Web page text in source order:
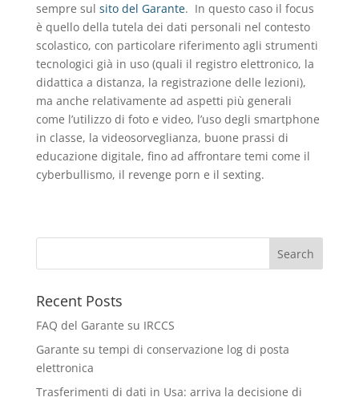
sempre sul sito del Garante. In questo caso il focus
è quello della tutela dei dati personali nel contesto
scolastico, con particolare riferimento agli strumenti
tecnologici già in uso (quali il registro elettronico, la
didattica a distanza, la registrazione delle lezioni),
ma anche relativamente ad aspetti più generali
come l’utilizzo di foto e video, l’uso degli smartphone
in classe, la videosorveglianza, buone prassi di
educazione digitale, fino ad affrontare temi come il
cyberbullismo, il revenge porn e il sexting.
Recent Posts
FAQ del Garante su IRCCS
Garante su tempi di conservazione log di posta
elettronica
Trasferimenti di dati in Usa: arriva la decisione di